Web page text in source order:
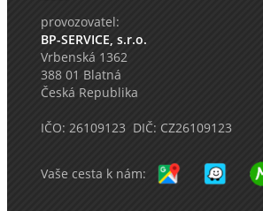
provozovatel:
BP-SERVICE, s.r.o.
Vrbenská 1362
388 01 Blatná
Česká Republika
IČO: 26109123 DIČ: CZ26109123
Vaše cesta k nám: